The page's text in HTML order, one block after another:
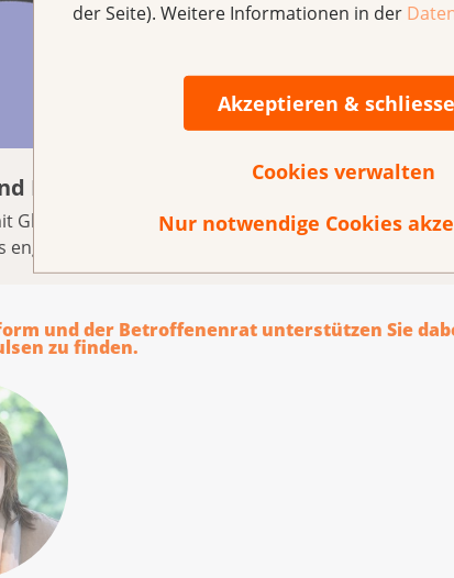
der Seite). Weitere Informationen in der
Akzeptieren &
Cookies verwalten
Nur notwendige Cookies
Experten aus Erfahrung:
Gleichgesinnten austauschen? Oder möchten Sie
und der Betroffenenrat unterstützen Sie
zu finden.